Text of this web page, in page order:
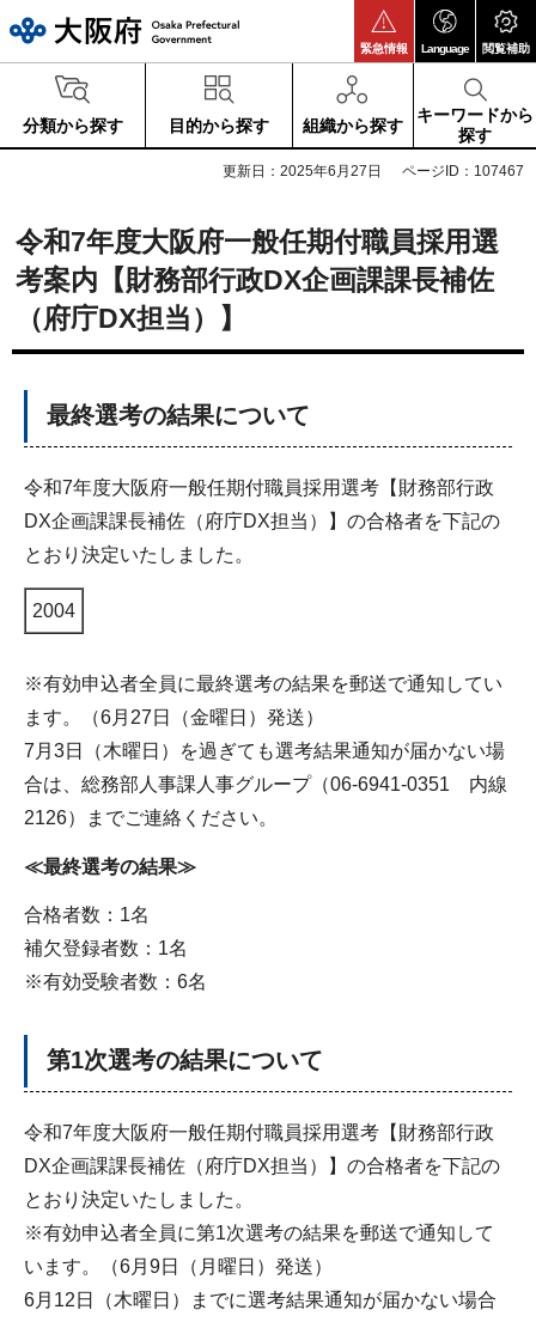
緊急情報 Language 閲覧補助
分類から探す 目的から探す 組織から探す
キーワードから
探す
更新日：2025年6月27日 ページID：107467
令和7年度大阪府一般任期付職員採用選
考案内【財務部行政DX企画課課長補佐
（府庁DX担当）】
最終選考の結果について
令和7年度大阪府一般任期付職員採用選考【財務部行政
DX企画課課長補佐（府庁DX担当）】の合格者を下記の
とおり決定いたしました。
2004
※有効申込者全員に最終選考の結果を郵送で通知してい
ます。（6月27日（金曜日）発送）
7月3日（木曜日）を過ぎても選考結果通知が届かない場
合は、総務部人事課人事グループ（06-6941-0351 内線
2126）までご連絡ください。
≪最終選考の結果≫
合格者数：1名
補欠登録者数：1名
※有効受験者数：6名
第1次選考の結果について
令和7年度大阪府一般任期付職員採用選考【財務部行政
DX企画課課長補佐（府庁DX担当）】の合格者を下記の
とおり決定いたしました。
※有効申込者全員に第1次選考の結果を郵送で通知して
います。（6月9日（月曜日）発送）
6月12日（木曜日）までに選考結果通知が届かない場合